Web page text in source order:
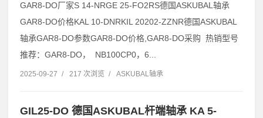
GAR8-DO厂家S 14-NRGE 25-FO2RS德国ASKUBAL轴承
GAR8-DO价格KAL 10-DNRKIL 20202-ZZNR德国ASKUBAL
轴承GAR8-DO参数GAR8-DO价格,GAR8-DO采购 热销型号
推荐：GAR8-DO， NB100CP0，6...
2025-09-27 / 217 次浏览 / ASKUBAL轴承
GIL25-DO 德国ASKUBAL杆端轴承 KA 5-